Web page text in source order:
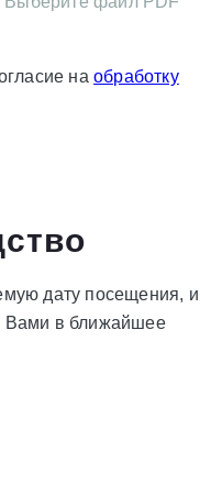
наобработку
дату посещения, и
Вами в ближайшее